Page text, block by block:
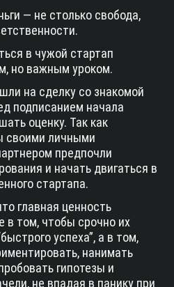
— не столько свобода,
в чужой стартап
но важным уроком.
на сделку со знакомой
подписанием начала
оценку. Так как
своими личными
предпочли
и начать двигаться в
стартапа.
главная ценность
в том, чтобы срочно их
успеха”, а в том,
нанимать
гипотезы и
не впадая в панику при